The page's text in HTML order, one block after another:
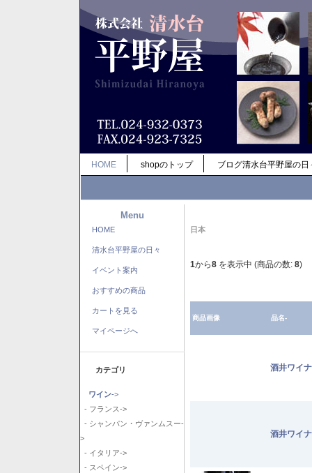
HOME shopのトップ ブログ清水台平野屋の日
Menu
HOME
清水台平野屋の日々
イベント案内
おすすめの商品
カートを見る
マイページへ
カテゴリ
ワイン->
- フランス->
- シャンパン・ヴァンムスー-
>
- イタリア->
- スペイン->
日本
1から8 を表示中 (商品の数: 8)
商品画像 品名-
酒井ワイ
酒井ワイ